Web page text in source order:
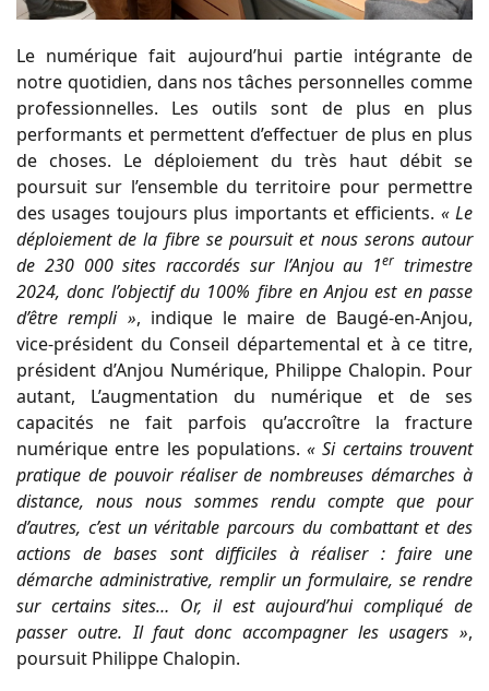
Le numérique fait aujourd’hui partie intégrante de
notre quotidien, dans nos tâches personnelles comme
professionnelles. Les outils sont de plus en plus
performants et permettent d’effectuer de plus en plus
de choses. Le déploiement du très haut débit se
poursuit sur l’ensemble du territoire pour permettre
des usages toujours plus importants et efficients. « Le
déploiement de la fibre se poursuit et nous serons autour
de 230 000 sites raccordés sur l’Anjou au 1er trimestre
2024, donc l’objectif du 100% fibre en Anjou est en passe
d’être rempli », indique le maire de Baugé-en-Anjou,
vice-président du Conseil départemental et à ce titre,
président d’Anjou Numérique, Philippe Chalopin. Pour
autant, L’augmentation du numérique et de ses
capacités ne fait parfois qu’accroître la fracture
numérique entre les populations.« Si certains trouvent
pratique de pouvoir réaliser de nombreuses démarches à
distance, nous nous sommes rendu compte que pour
d’autres, c’est un véritable parcours du combattant et des
actions de bases sont difficiles à réaliser : faire une
démarche administrative, remplir un formulaire, se rendre
sur certains sites… Or, il est aujourd’hui compliqué de
passer outre. Il faut donc accompagner les usagers »,
poursuit Philippe Chalopin.